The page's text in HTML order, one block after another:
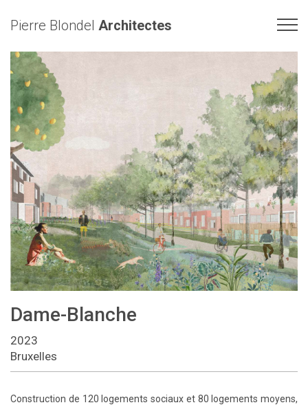
Pierre Blondel Architectes
Dame-Blanche
2023
Bruxelles
Construction de 120 logements sociaux et 80 logements moyens,